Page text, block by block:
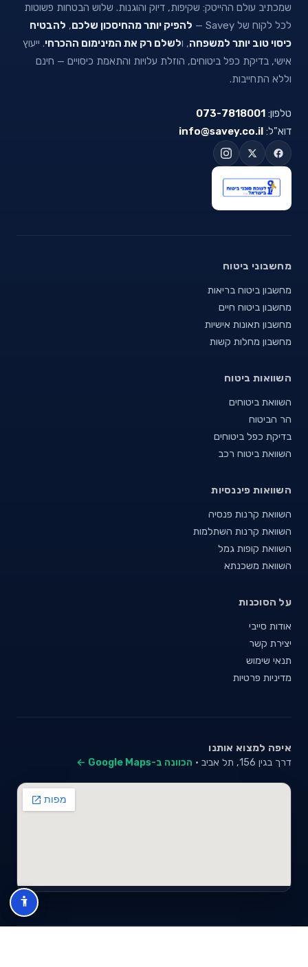
שמכתיב עולם ההייטק: שקיפות, דיוק והוגנות. שלוש הבטחות פשוטות
לכל לקוח של Savey —
להפיק יותר מהחיסכון שלכם, להבטיח
כיסוי טוב יותר למשפחה, ולשלם רק את המינימום ההכרחי. ייעוץ
אישי, בדיקת כפל ביטוחים, הוזלת עלויות והתאמת כיסויים — חינם
וללא התחייבות.
טלפון: 073-7818001
דוא"ל: info@savey.co.il
מחשבוני ביטוח
מחשבון ביטוח בריאות
מחשבון ביטוח חיים
מחשבון תאונות אישיות
מחשבון מחלות קשות
השוואות ביטוח
השוואת ביטוחים
הר הביטוח
בדיקת כפל ביטוחים
השוואת ביטוח רכב
השוואות פיננסיות
השוואת קרנות פנסיה
השוואת קרנות השתלמות
השוואת קופות גמל
השוואת משכנתא
על הסוכנות
אודות סייבי
יצירת קשר
תנאי שימוש
מדיניות פרטיות
איפה למצוא אותנו
דרך בגין 156, תל אביב · הכוונה ב-Google Maps ←